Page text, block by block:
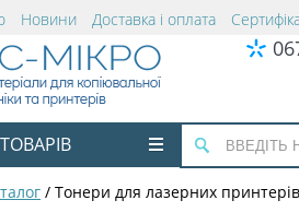
Новини Доставка і оплата
/ Тонери для лазерних принтерів